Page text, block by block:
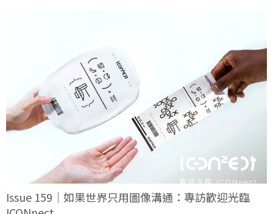
Issue 159｜如果世界只用圖像溝通：專訪歡迎光臨